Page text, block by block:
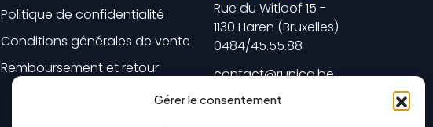
Gérer le consentement
Politique de confidentialité
Conditions générales de vente
Remboursement et retour
Rue du Witloof 15 -
1130 Haren (Bruxelles)
0484/45.55.88
contact@runica.be